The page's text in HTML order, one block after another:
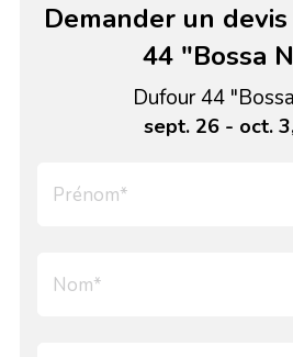
Demander un
44 "Bossa
Dufour 44
sept. 26 - oct.